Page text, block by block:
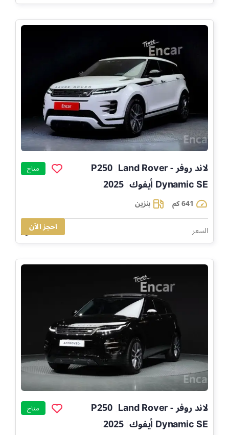
لاند روفر - Land Rover
P250
Dynamic SE أيفوك
]
2025
]
متاح
بنزين
السعر
158,506
احجز الآن
لاند روفر - Land Rover
P250
Dynamic SE أيفوك
]
2025
]
متاح